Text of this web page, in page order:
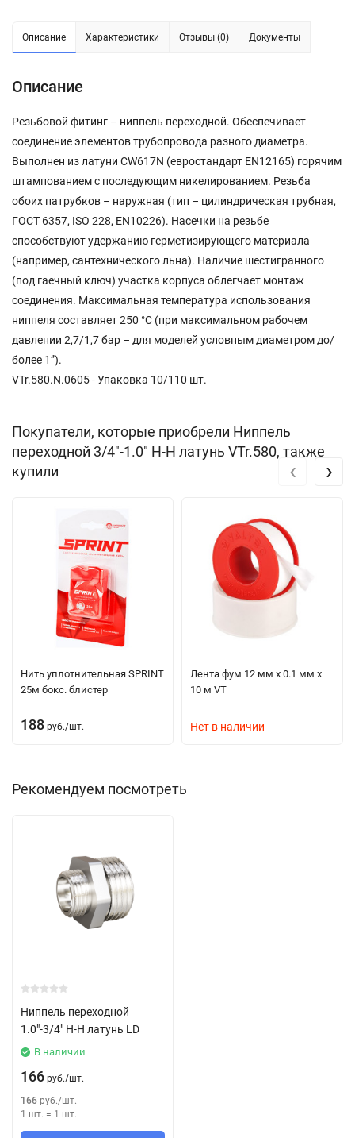
Описание Характеристики Отзывы (0) Документы
Описание
Резьбовой фитинг – ниппель переходной. Обеспечивает
соединение элементов трубопровода разного диаметра.
Выполнен из латуни CW617N (евростандарт EN12165) горячим
штампованием с последующим никелированием. Резьба
обоих патрубков – наружная (тип – цилиндрическая трубная,
ГОСТ 6357, ISO 228, EN10226). Насечки на резьбе
способствуют удержанию герметизирующего материала
(например, сантехнического льна). Наличие шестигранного
(под гаечный ключ) участка корпуса облегчает монтаж
соединения. Максимальная температура использования
ниппеля составляет 250 °С (при максимальном рабочем
давлении 2,7/1,7 бар – для моделей условным диаметром до/
более 1”).
VTr.580.N.0605 - Упаковка 10/110 шт.
Покупатели, которые приобрели Ниппель
переходной 3/4"-1.0" Н-Н латунь VTr.580, также
купили
Нить уплотнительная SPRINT
25м бокс. блистер
188 руб./шт.
Лента фум 12 мм х 0.1 мм х
10 м VT
Нет в наличии
‹ ›
Рекомендуем посмотреть
Ниппель переходной
1.0"-3/4" Н-Н латунь LD
В наличии
166 руб./шт.
166 руб./шт.
1 шт. = 1 шт.